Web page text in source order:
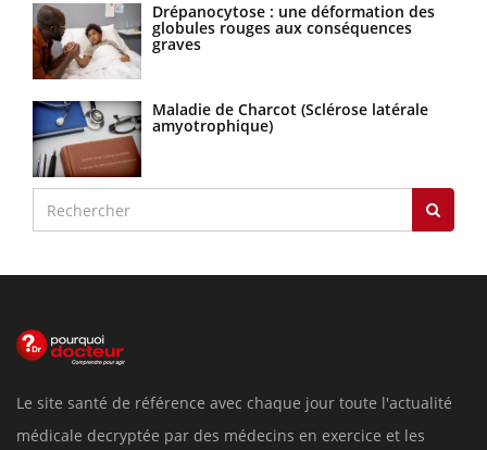
Drépanocytose : une déformation des
globules rouges aux conséquences
graves
Maladie de Charcot (Sclérose latérale
amyotrophique)
Le site santé de référence avec chaque jour toute l'actualité
médicale decryptée par des médecins en exercice et les